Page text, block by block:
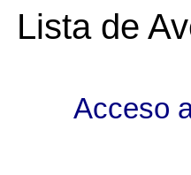
Lista de
Acceso